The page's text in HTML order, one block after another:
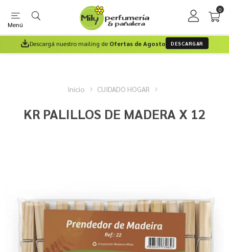
Menú
0
Descargá nuestro mailing de Ofertas de Agosto DESCARGAR
Inicio CUIDADO HOGAR
KR PALILLOS DE MADERA X 12